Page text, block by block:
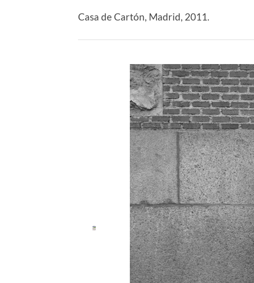
Casa de Cartón, Madrid, 2011.